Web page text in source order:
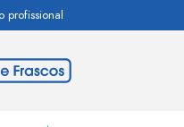
para a
profissional